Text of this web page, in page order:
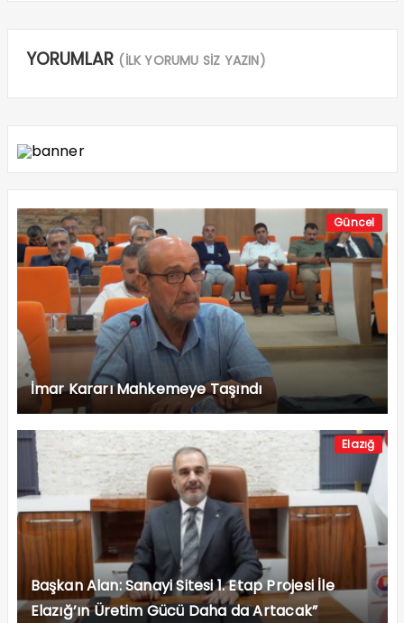
YORUMLAR (İLK YORUMU SİZ YAZIN)
Güncel
İmar Kararı Mahkemeye Taşındı
Elazığ
Başkan Alan: Sanayi Sitesi 1. Etap Projesi İle
Elazığ’ın Üretim Gücü Daha da Artacak”